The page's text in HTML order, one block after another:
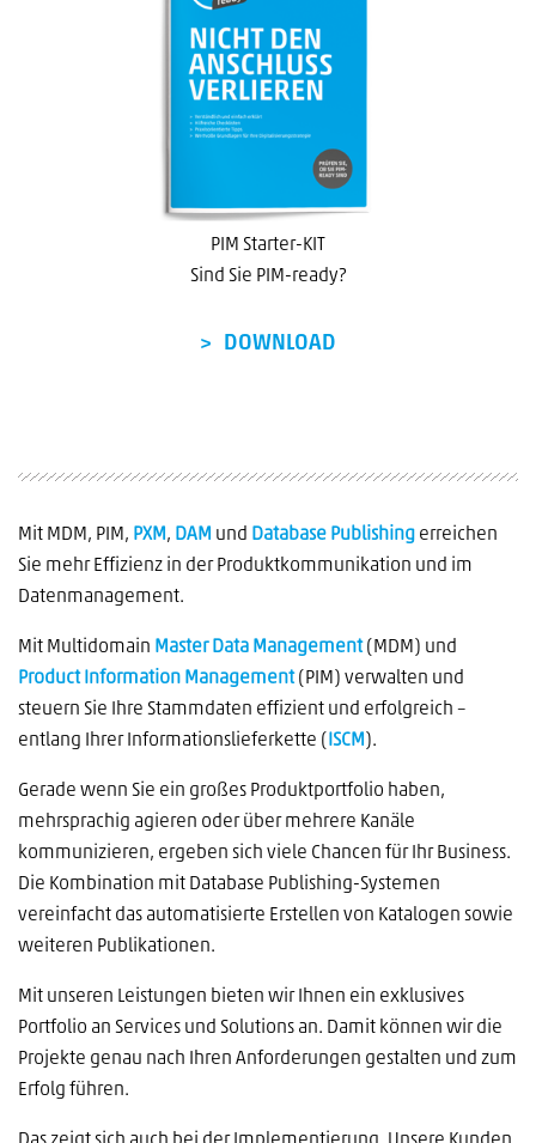
PIM Starter-KIT
Sind Sie PIM-ready?
DOWNLOAD
Mit MDM, PIM, PXM, DAM und Database Publishing erreichen
Sie mehr Effizienz in der Produktkommunikation und im
Datenmanagement.
Mit Multidomain Master Data Management(MDM) und
Product Information Management(PIM) verwalten und
steuern Sie Ihre Stammdaten effizient und erfolgreich –
entlang Ihrer Informationslieferkette ( ISCM).
Gerade wenn Sie ein großes Produktportfolio haben,
mehrsprachig agieren oder über mehrere Kanäle
kommunizieren, ergeben sich viele Chancen für Ihr Business.
Die Kombination mit Database Publishing-Systemen
vereinfacht das automatisierte Erstellen von Katalogen sowie
weiteren Publikationen.
Mit unseren Leistungen bieten wir Ihnen ein exklusives
Portfolio an Services und Solutions an. Damit können wir die
Projekte genau nach Ihren Anforderungen gestalten und zum
Erfolg führen.